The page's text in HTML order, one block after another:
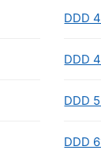
DDD
DDD
DDD
DDD